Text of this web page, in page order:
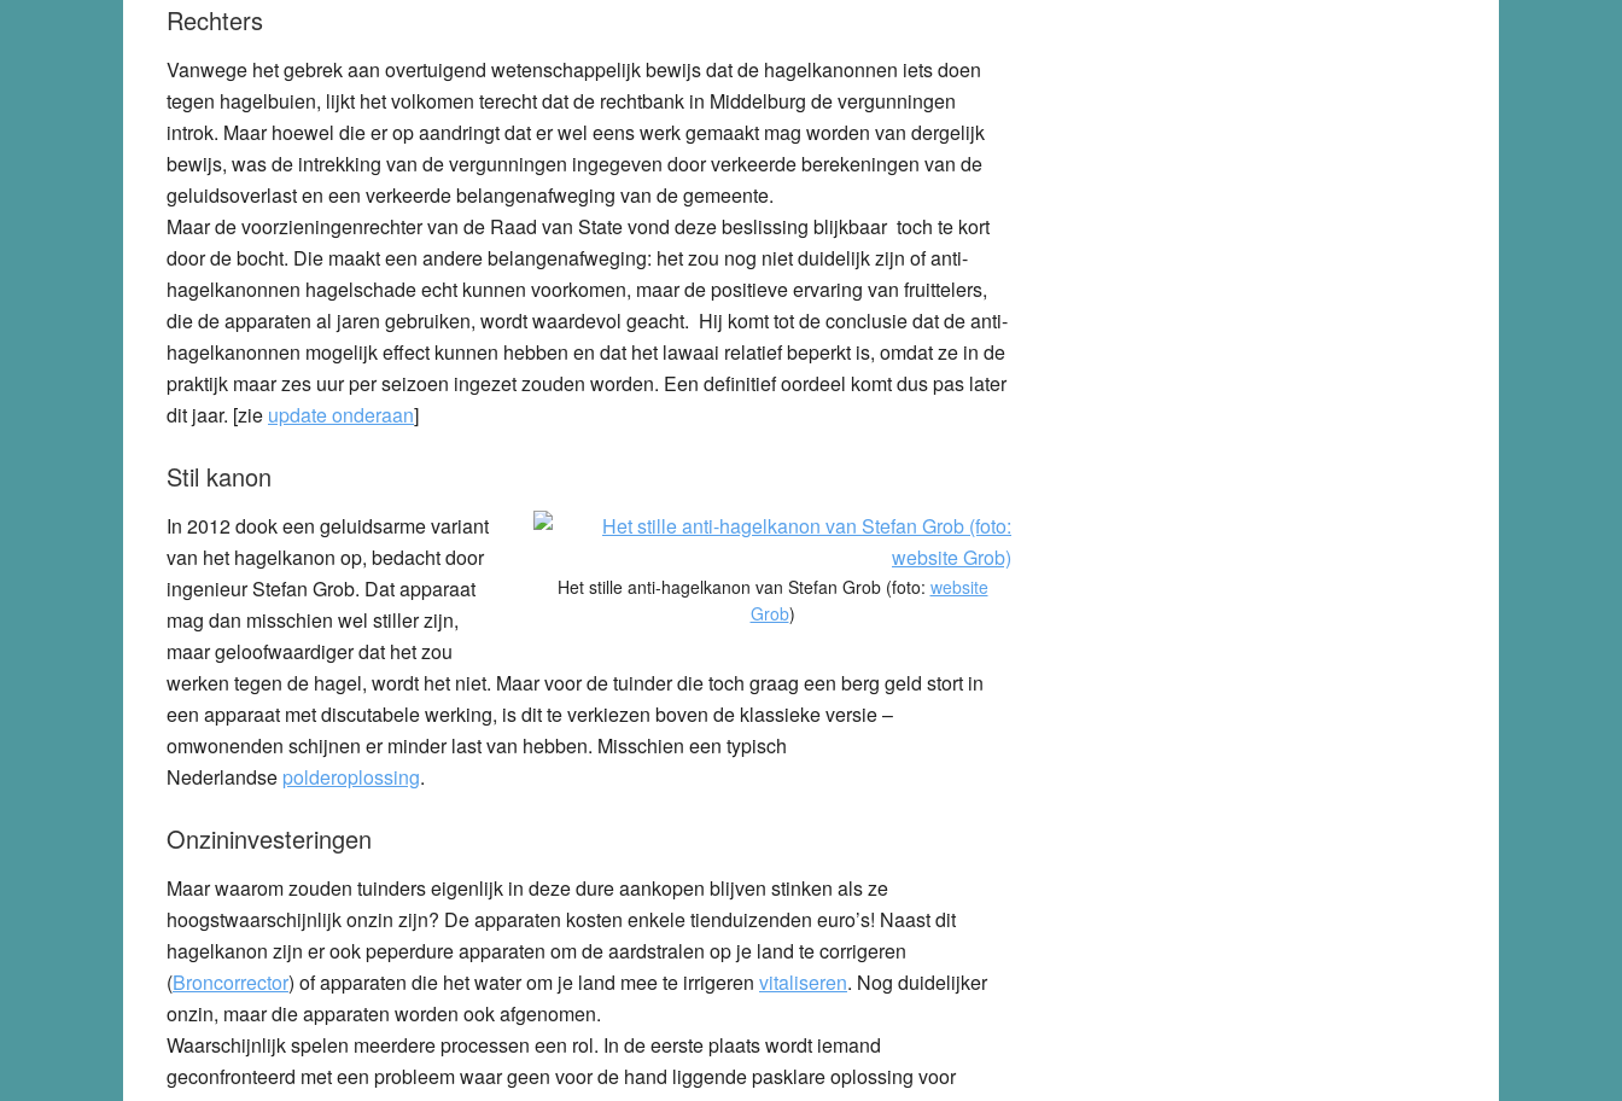
Rechters
Vanwege het gebrek aan overtuigend wetenschappelijk bewijs dat de hagelkanonnen iets doen
tegen hagelbuien, lijkt het volkomen terecht dat de rechtbank in Middelburg de vergunningen
introk. Maar hoewel die er op aandringt dat er wel eens werk gemaakt mag worden van dergelijk
bewijs, was de intrekking van de vergunningen ingegeven door verkeerde berekeningen van de
geluidsoverlast en een verkeerde belangenafweging van de gemeente.
Maar de voorzieningenrechter van de Raad van State vond deze beslissing blijkbaar toch te kort
door de bocht. Die maakt een andere belangenafweging: het zou nog niet duidelijk zijn of anti-
hagelkanonnen hagelschade echt kunnen voorkomen, maar de positieve ervaring van fruittelers,
die de apparaten al jaren gebruiken, wordt waardevol geacht. Hij komt tot de conclusie dat de anti-
hagelkanonnen mogelijk effect kunnen hebben en dat het lawaai relatief beperkt is, omdat ze in de
praktijk maar zes uur per seizoen ingezet zouden worden. Een definitief oordeel komt dus pas later
dit jaar. [zie update onderaan]
Stil kanon
Het stille anti-hagelkanon van Stefan Grob (foto: website
Grob)
In 2012 dook een geluidsarme variant
van het hagelkanon op, bedacht door
ingenieur Stefan Grob. Dat apparaat
mag dan misschien wel stiller zijn,
maar geloofwaardiger dat het zou
werken tegen de hagel, wordt het niet. Maar voor de tuinder die toch graag een berg geld stort in
een apparaat met discutabele werking, is dit te verkiezen boven de klassieke versie –
omwonenden schijnen er minder last van hebben. Misschien een typisch
Nederlandse polderoplossing.
Onzininvesteringen
Maar waarom zouden tuinders eigenlijk in deze dure aankopen blijven stinken als ze
hoogstwaarschijnlijk onzin zijn? De apparaten kosten enkele tienduizenden euro’s! Naast dit
hagelkanon zijn er ook peperdure apparaten om de aardstralen op je land te corrigeren
(Broncorrector) of apparaten die het water om je land mee te irrigeren vitaliseren. Nog duidelijker
onzin, maar die apparaten worden ook afgenomen.
Waarschijnlijk spelen meerdere processen een rol. In de eerste plaats wordt iemand
geconfronteerd met een probleem waar geen voor de hand liggende pasklare oplossing voor